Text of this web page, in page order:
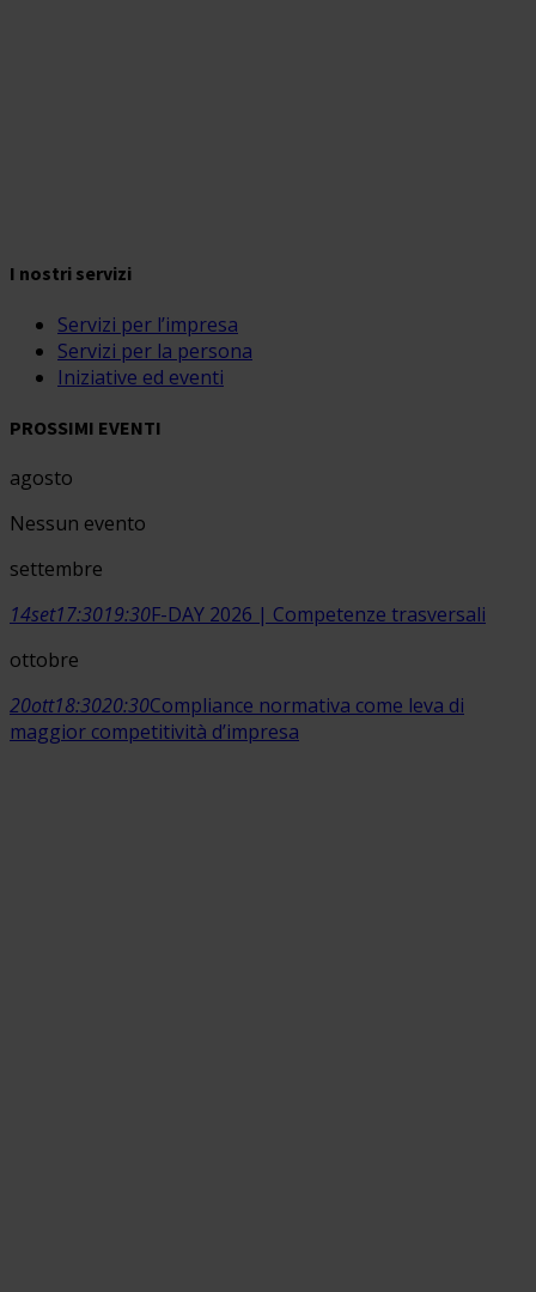
I nostri servizi
Servizi per l’impresa
Servizi per la persona
Iniziative ed eventi
PROSSIMI EVENTI
agosto
Nessun evento
settembre
14set17:3019:30F-DAY 2026 | Competenze trasversali
ottobre
20ott18:3020:30Compliance normativa come leva di
maggior competitività d’impresa